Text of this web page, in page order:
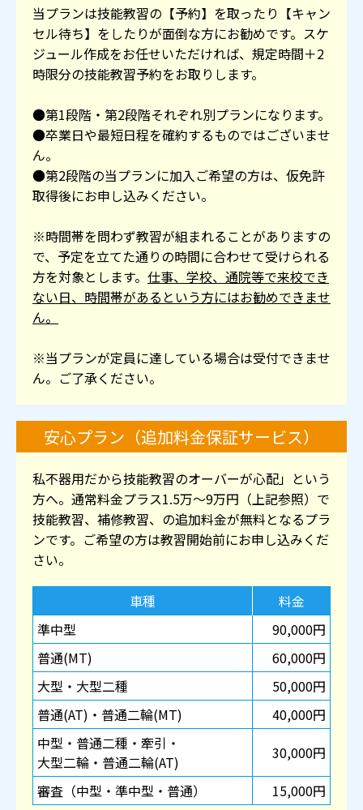
当プランは技能教習の【予約】を取ったり【キャン
セル待ち】をしたりが面倒な方にお勧めです。スケ
ジュール作成をお任せいただければ、規定時間＋2
時限分の技能教習予約をお取りします。
●第1段階・第2段階それぞれ別プランになります。
●卒業日や最短日程を確約するものではございませ
ん。
●第2段階の当プランに加入ご希望の方は、仮免許
取得後にお申し込みください。
※時間帯を問わず教習が組まれることがありますの
で、予定を立てた通りの時間に合わせて受けられる
方を対象とします。 仕事、学校、通院等で来校でき
ない日、時間帯があるという方にはお勧めできませ
ん。
※当プランが定員に達している場合は受付できませ
ん。ご了承ください。
安心プラン（追加料金保証サービス）
私不器用だから技能教習のオーバーが心配」という
方へ。通常料金プラス1.5万～9万円（上記参照）で
技能教習、補修教習、の追加料金が無料となるプラ
ンです。ご希望の方は教習開始前にお申し込みくだ
さい。
車種
料金
準中型
90,000円
普通(MT)
60,000円
大型・大型二種
50,000円
普通(AT)・普通二輪(MT)
40,000円
中型・普通二種・牽引・
大型二輪・普通二輪(AT)
30,000円
審査（中型・準中型・普通）
15,000円